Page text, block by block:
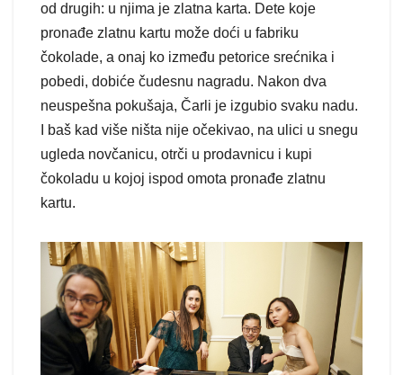
od drugih: u njima je zlatna karta. Dete koje
pronađe zlatnu kartu može doći u fabriku
čokolade, a onaj ko između petorice srećnika i
pobedi, dobiće čudesnu nagradu. Nakon dva
neuspešna pokušaja, Čarli je izgubio svaku nadu.
I baš kad više ništa nije očekivao, na ulici u snegu
ugleda novčanicu, otrči u prodavnicu i kupi
čokoladu u kojoj ispod omota pronađe zlatnu
kartu.